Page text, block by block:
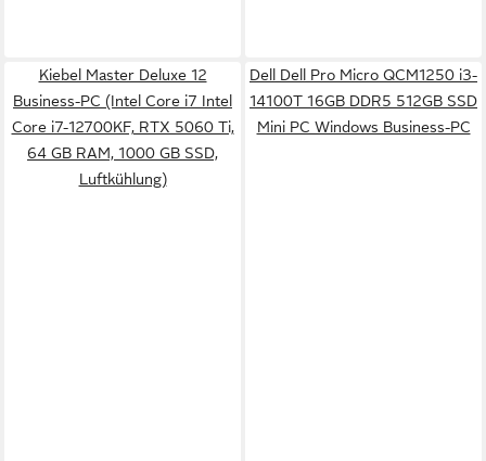
Kiebel Master Deluxe 12
Business-PC (Intel Core i7 Intel
Core i7-12700KF, RTX 5060 Ti,
64 GB RAM, 1000 GB SSD,
Luftkühlung)
Dell Dell Pro Micro QCM1250 i3-
14100T 16GB DDR5 512GB SSD
Mini PC Windows Business-PC